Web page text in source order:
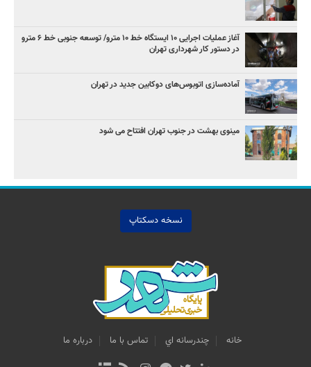
آغاز عملیات اجرایی ۱۰ ایستگاه خط ۱۰ مترو/ توسعه جنوبی خط ۶ مترو
در دستور کار شهرداری تهران
آماده‌سازی اتوبوس‌های دوکابین جدید در تهران
مینوی بهشت در جنوب تهران افتتاح می شود
نسخه دسکتاپ
خانه چندرسانه اي تماس با ما درباره ما